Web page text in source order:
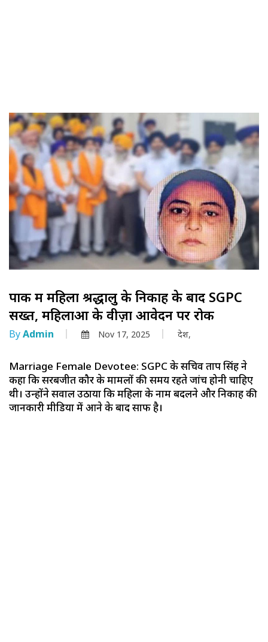
पाक में महिला श्रद्धालु के निकाह के बाद SGPC
सख्त, महिलाओं के वीज़ा आवेदन पर रोक
ByAdmin Nov 17, 2025 देश,
Marriage Female Devotee: SGPC के सचिव प्रताप सिंह ने
कहा कि सरबजीत कौर के मामलों की समय रहते जांच होनी चाहिए
थी। उन्होंने सवाल उठाया कि महिला के नाम बदलने और निकाह की
जानकारी मीडिया में आने के बाद साफ है।